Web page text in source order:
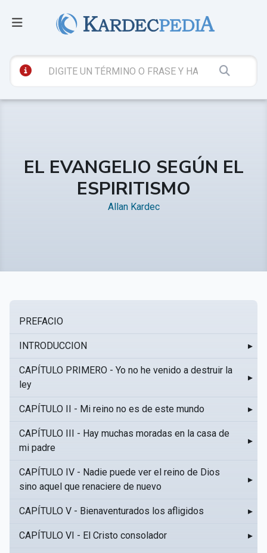
EL EVANGELIO SEGÚN EL
ESPIRITISMO
Allan Kardec
PREFACIO
INTRODUCCION ▸
CAPÍTULO PRIMERO - Yo no he venido a destruir la
ley
▸
CAPÍTULO II - Mi reino no es de este mundo ▸
CAPÍTULO III - Hay muchas moradas en la casa de
mi padre
▸
CAPÍTULO IV - Nadie puede ver el reino de Dios
sino aquel que renaciere de nuevo
▸
CAPÍTULO V - Bienaventurados los afligidos ▸
CAPÍTULO VI - El Cristo consolador ▸